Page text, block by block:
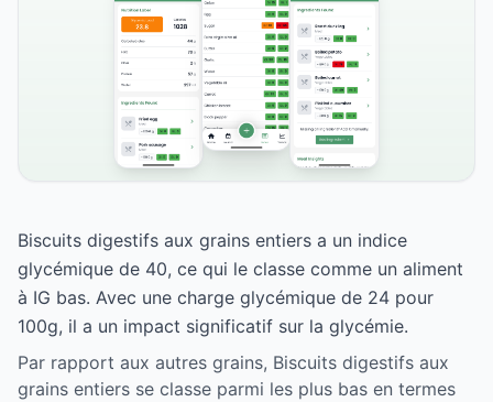
Biscuits digestifs aux grains entiers a un indice
glycémique de 40, ce qui le classe comme un aliment
à IG bas. Avec une charge glycémique de 24 pour
100g, il a un impact significatif sur la glycémie.
Par rapport aux autres grains, Biscuits digestifs aux
grains entiers se classe parmi les plus bas en termes